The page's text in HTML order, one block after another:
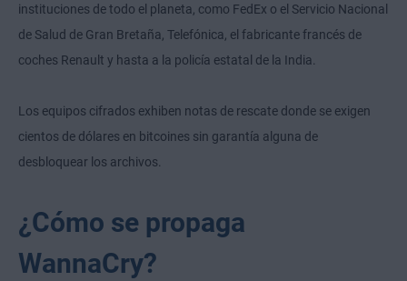
instituciones de todo el planeta, como FedEx o el Servicio Nacional
de Salud de Gran Bretaña, Telefónica, el fabricante francés de
coches Renault y hasta a la policía estatal de la India.
Los equipos cifrados exhiben notas de rescate donde se exigen
cientos de dólares en bitcoines sin garantía alguna de
desbloquear los archivos.
¿Cómo se propaga
WannaCry?